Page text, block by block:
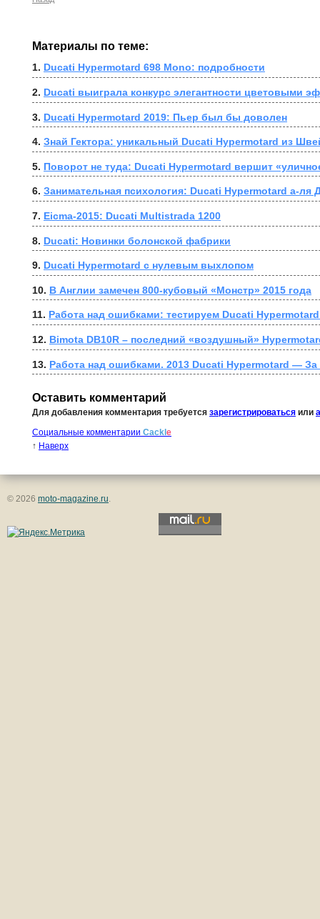
Материалы по теме:
1. Ducati Hypermotard 698 Mono: подробности
2. Ducati выиграла конкурс элегантности цветовыми
3. Ducati Hypermotard 2019: Пьер был бы доволен
4. Знай Гектора: уникальный Ducati Hypermotard из
5. Поворот не туда: Ducati Hypermotard вершит
6. Занимательная психология: Ducati Hypermotard а-ля
7. Eicma-2015: Ducati Multistrada 1200
8. Ducati: Новинки болонской фабрики
9. Ducati Hypermotard с нулевым выхлопом
10. В Англии замечен 800-кубовый «Монстр» 2015 года
11. Работа над ошибками: тестируем Ducati
12. Bimota DB10R – последний «воздушный»
13. Работа над ошибками. 2013 Ducati Hypermotard —
Оставить комментарий
Для добавления комментария требуется зарегистрироваться или
Социальные комментарии Cackl e
↑ Наверх
© 2026 moto-magazine.ru.